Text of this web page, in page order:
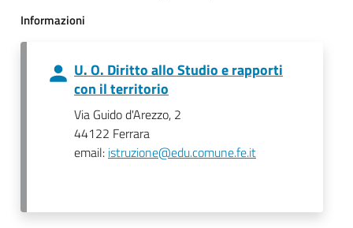
Informazioni
U. O. Diritto allo Studio e rapporti
con il territorio
Via Guido d'Arezzo, 2
44122 Ferrara
email: istruzione@edu.comune.fe.it